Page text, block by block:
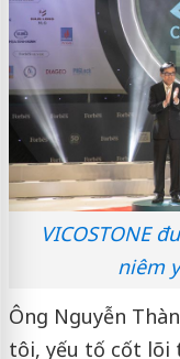
VICOSTONE
niêm
Ông Nguyễn
tôi, yếu tố cốt lõi